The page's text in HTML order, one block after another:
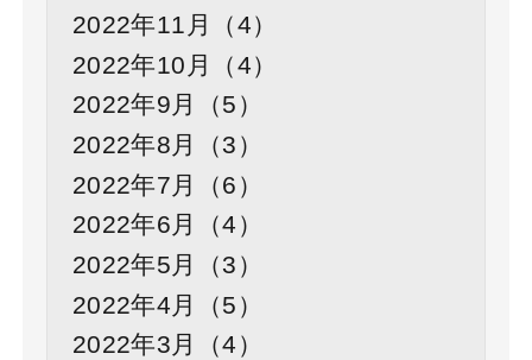
2022年11月（4）
2022年10月（4）
2022年9月（5）
2022年8月（3）
2022年7月（6）
2022年6月（4）
2022年5月（3）
2022年4月（5）
2022年3月（4）